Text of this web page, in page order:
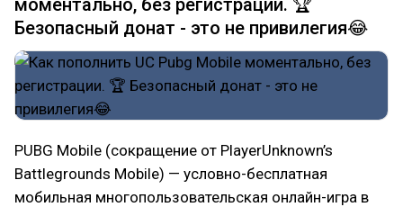
моментально, без регистрации. 🏆
Безопасный донат - это не привилегия😂
PUBG Mobile (сокращение от PlayerUnknown’s
Battlegrounds Mobile) — условно-бесплатная
мобильная многопользовательская онлайн-игра в